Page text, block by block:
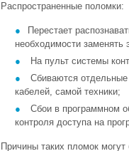
Распространенные поломки:
Перестает
необходимости заменять
На пульт системы
Сбиваются отдельные
кабелей, самой техники;
Сбои в программном
контроля доступа на
Причины таких пломок